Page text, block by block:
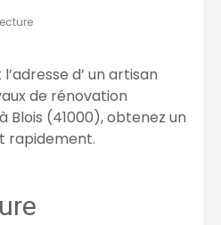
d’ un artisan
de rénovation
Blois (41000), obtenez un
rapidement.